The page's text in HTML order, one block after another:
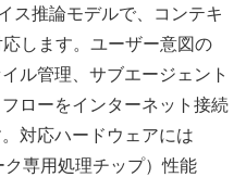
ス推論モデルで、コンテキ
します。ユーザー意図の
ル管理、サブエージェント
ローをインターネット接続
対応ハードウェアには
専用処理チップ）性能